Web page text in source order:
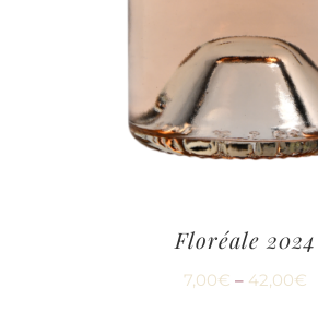
Floréale 2024
7,00€ – 42,00€